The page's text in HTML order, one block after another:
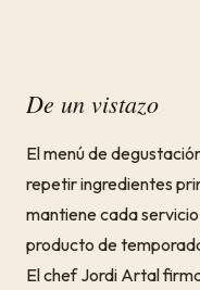
De un vistazo
El menú de
repetir ingredientes
mantiene cada
producto de
El chef Jordi Artal